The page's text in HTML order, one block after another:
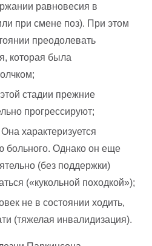
равновесия в
при смене поз). При этом
преодолевать
которая была
стадии прежние
прогрессируют;
характеризуется
больного. Однако он еще
(без поддержки)
(«кукольной походкой»);
не в состоянии ходить,
(тяжелая инвалидизация).